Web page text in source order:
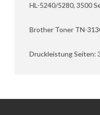
HL-5240/5280, 3500
Brother Toner TN-
Druckleistung Seiten: